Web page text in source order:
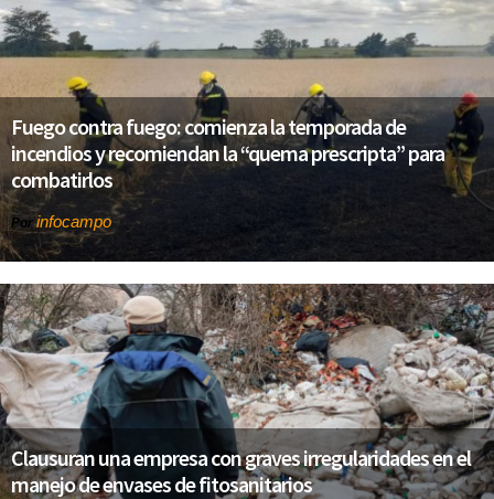
Fuego contra fuego: comienza la temporada de
incendios y recomiendan la “quema prescripta” para
combatirlos
Porinfocampo
Clausuran una empresa con graves irregularidades en el
manejo de envases de fitosanitarios